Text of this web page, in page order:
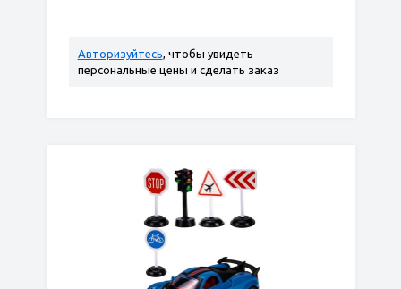
Авторизуйтесь, чтобы увидеть
персональные цены и сделать заказ